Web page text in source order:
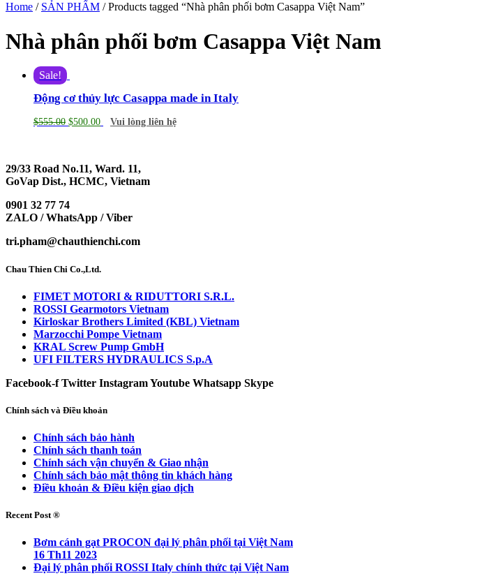
Home / SẢN PHẨM / Products tagged “Nhà phân phối bơm Casappa Việt Nam”
Nhà phân phối bơm Casappa Việt Nam
Sale!
Động cơ thủy lực Casappa made in Italy
$555.00 $500.00 Vui lòng liên hệ
29/33 Road No.11, Ward. 11,
GoVap Dist., HCMC, Vietnam
0901 32 77 74
ZALO / WhatsApp / Viber
tri.pham@chauthienchi.com
Chau Thien Chi Co.,Ltd.
FIMET MOTORI & RIDUTTORI S.R.L.
ROSSI Gearmotors Vietnam
Kirloskar Brothers Limited (KBL) Vietnam
Marzocchi Pompe Vietnam
KRAL Screw Pump GmbH
UFI FILTERS HYDRAULICS S.p.A
Facebook-f Twitter InstagramYoutube Whatsapp Skype
Chính sách và Điều khoản
Chính sách bảo hành
Chính sách thanh toán
Chính sách vận chuyển & Giao nhận
Chính sách bảo mật thông tin khách hàng
Điều khoản & Điều kiện giao dịch
Recent Post ®
Bơm cánh gạt PROCON đại lý phân phối tại Việt Nam
16 Th11 2023
Đại lý phân phối ROSSI Italy chính thức tại Việt Nam